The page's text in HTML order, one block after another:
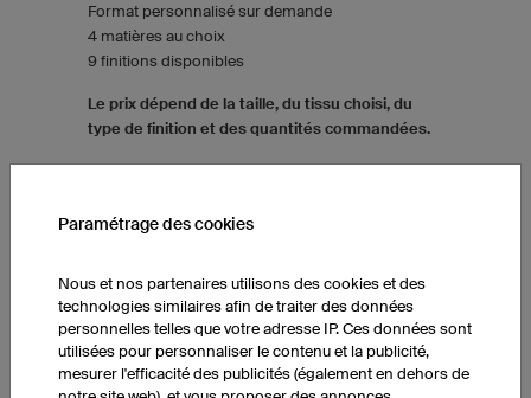
Format personnalisé sur demande
4 matières au choix
9 finitions disponibles
Le prix dépend de la taille, du tissu choisi, du
type de finition et des quantités commandées.
TASSES
Paramétrage des cookies
Nous et nos partenaires utilisons des cookies et des
technologies similaires afin de traiter des données
personnelles telles que votre adresse IP. Ces données sont
utilisées pour personnaliser le contenu et la publicité,
mesurer l'efficacité des publicités (également en dehors de